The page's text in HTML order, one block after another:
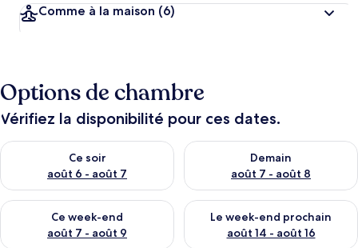
Comme à la maison (6)
Options de chambre
Vérifiez la disponibilité pour ces dates.
Ce soir
août 6 - août 7
Vérifier la disponibilité pour ce soir août 6 - août 7
Demain
août 7 - août 8
Vérifier la disponibilité pour
Ce week-end
août 7 - août 9
Vérifier la disponibilité pour ce week-end août 7 - août 9
Le week-end prochain
août 14 - août 16
Vérifier la disponibilité pour